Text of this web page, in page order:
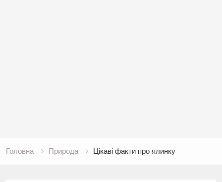
Головна Природа Цікаві факти про ялинку